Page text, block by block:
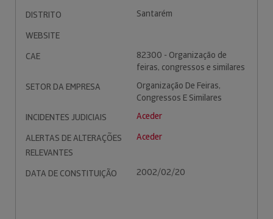
DISTRITO
Santarém
WEBSITE
CAE
82300 - Organização de
feiras, congressos e similares
SETOR DA EMPRESA
Organização De Feiras,
Congressos E Similares
INCIDENTES JUDICIAIS
Aceder
ALERTAS DE ALTERAÇÕES
RELEVANTES
Aceder
DATA DE CONSTITUIÇÃO 2002/02/20